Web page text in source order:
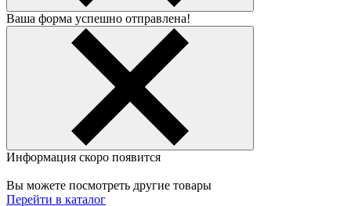
Ваша форма успешно отправлена!
Информация скоро появится
Вы можете посмотреть другие товары
Перейти в каталог